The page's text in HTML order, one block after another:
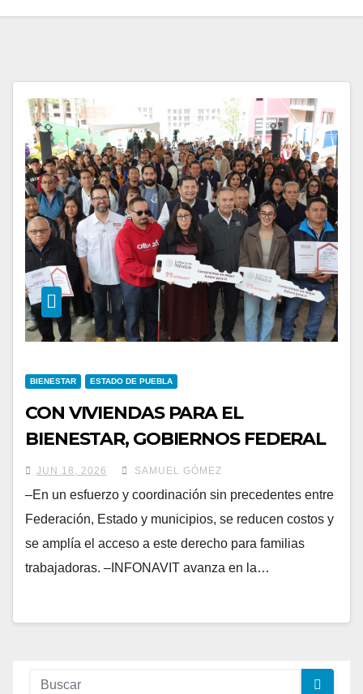
BIENESTAR ESTADO DE PUEBLA
CON VIVIENDAS PARA EL
BIENESTAR, GOBIERNOS FEDERAL
Y ESTATAL TRANSFORMAN VIDAS
DE POBLANOS VULNERABLES
JUN 18, 2026 SAMUEL GÓMEZ
–En un esfuerzo y coordinación sin precedentes entre
Federación, Estado y municipios, se reducen costos y
se amplía el acceso a este derecho para familias
trabajadoras. –INFONAVIT avanza en la…